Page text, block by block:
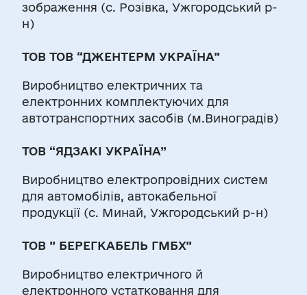
зображення (с. Розівка, Ужгородський р-
н)
ТОВ ТОВ “ДЖЕНТЕРМ УКРАЇНА”
Виробництво електричних та
електронних комплектуючих для
автотранспортних засобів (м.Виноградів)
ТОВ “ЯДЗАКІ УКРАЇНА”
Виробництво електропровідних систем
для автомобілів, автокабельної
продукції (с. Минай, Ужгородський р-н)
ТОВ ” БЕРЕГКАБЕЛЬ ГМБХ”
Виробництво електричного й
електронного устатковання для